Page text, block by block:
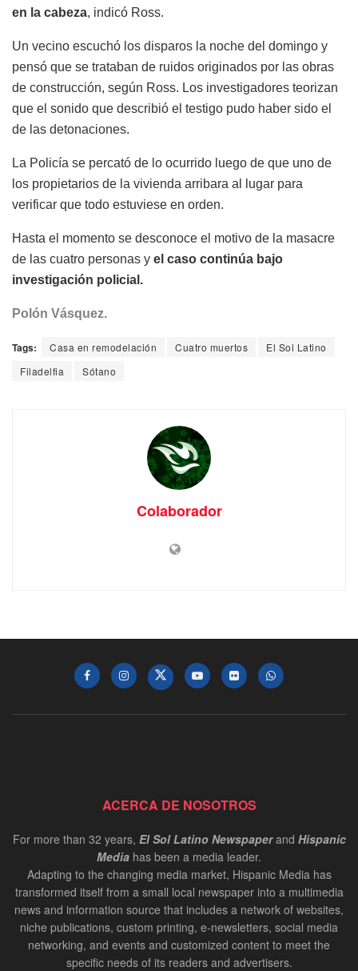
en la cabeza, indicó Ross.
Un vecino escuchó los disparos la noche del domingo y
pensó que se trataban de ruidos originados por las obras
de construcción, según Ross. Los investigadores teorizan
que el sonido que describió el testigo pudo haber sido el
de las detonaciones.
La Policía se percató de lo ocurrido luego de que uno de
los propietarios de la vivienda arribara al lugar para
verificar que todo estuviese en orden.
Hasta el momento se desconoce el motivo de la masacre
de las cuatro personas y el caso continúa bajo
investigación policial.
Polón Vásquez.
Tags: Casa en remodelación Cuatro muertos
El Sol Latino
Filadelfia
Sótano
Colaborador
ACERCA DE NOSOTROS
For more than 32 years, El Sol Latino Newspaperand Hispanic
Media has been a media leader.
Adapting to the changing media market, Hispanic Media has
transformed itself from a small local newspaper into a multimedia
news and information source that includes a network of websites,
niche publications, custom printing, e-newsletters, social media
networking, and events and customized content to meet the
specific needs of its readers and advertisers.